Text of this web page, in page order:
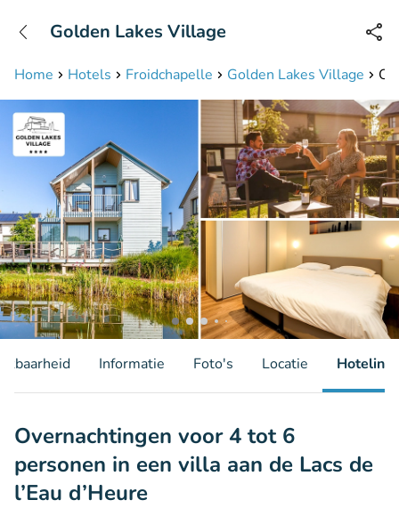
Bereikbaar tot 23:00 uur
Home Hotels Froidchapelle Golden Lakes Village
Golden Lakes Village
Informatie Foto's Locatie Hotelinfo
Overnachtingen voor 4 tot 6
personen in een villa aan de Lacs de
l’Eau d’Heure